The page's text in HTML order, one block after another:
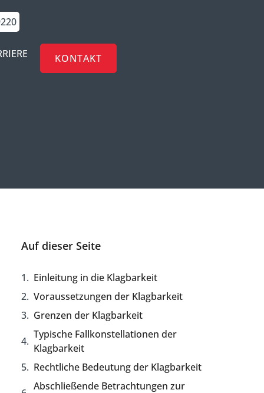
KONTAKT
Auf dieser Seite
Einleitung in die Klagbarkeit
Voraussetzungen der Klagbarkeit
Grenzen der Klagbarkeit
Typische Fallkonstellationen der
Klagbarkeit
Rechtliche Bedeutung der Klagbarkeit
Abschließende Betrachtungen zur